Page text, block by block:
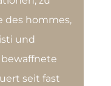
des hommes,
und
bewaffnete
seit fast